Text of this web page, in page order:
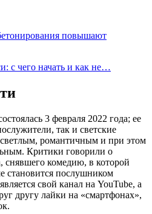
повышают
с чего начать и как не…
3 февраля 2022 года; ее
так и светские
романтичным и при этом
Критики говорили о
снявшего комедию, в которой
становится послушником
свой канал на YouTube, а
другу лайки на «смартфонах»,